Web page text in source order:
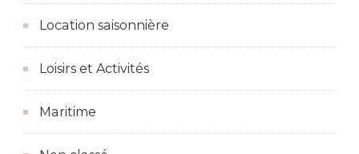
Location saisonnière
Loisirs et Activités
Maritime